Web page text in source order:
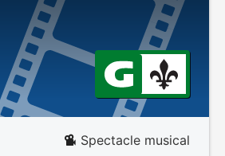
Spectacle musical